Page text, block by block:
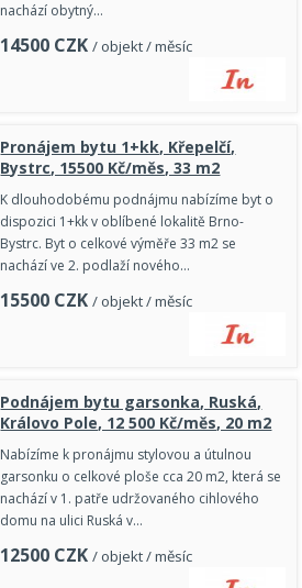
nachází obytný…
14500 CZK / objekt / měsíc
Pronájem bytu 1+kk, Křepelčí,
Bystrc, 15500 Kč/měs, 33 m2
K dlouhodobému podnájmu nabízíme byt o
dispozici 1+kk v oblíbené lokalitě Brno-
Bystrc. Byt o celkové výměře 33 m2 se
nachází ve 2. podlaží nového…
15500 CZK / objekt / měsíc
Podnájem bytu garsonka, Ruská,
Královo Pole, 12 500 Kč/měs, 20 m2
Nabízíme k pronájmu stylovou a útulnou
garsonku o celkové ploše cca 20 m2, která se
nachází v 1. patře udržovaného cihlového
domu na ulici Ruská v…
12500 CZK / objekt / měsíc